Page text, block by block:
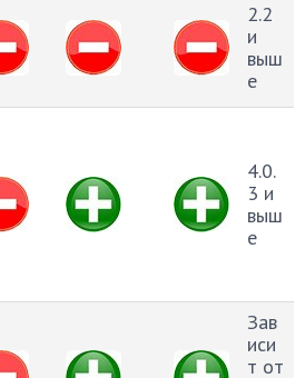
2.2
и
выш
е
4.0.
3 и
выш
е
Зав
иси
т от